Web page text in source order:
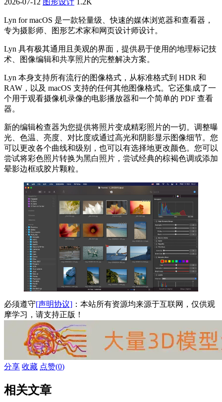
Lyn for macOS 是一款轻量级、快速的媒体浏览器和查看器，
专为摄影师、图形艺术家和网页设计师设计。
Lyn 具有极其通用且美观的界面，提供易于使用的地理标记技
术、图像编辑和共享照片的完整解决方案。
Lyn 本身支持所有流行的图像格式，从标准格式到 HDR 和
RAW，以及 macOS 支持的任何其他图像格式。它还集成了一
个用于观看摄像机录像的电影播放器​​和一个简单的 PDF 查看
器。
新的编辑检查器为您提供将照片变成精彩照片的一切。调整曝
光、色温、亮度、对比度或通过高光和阴影显示图像细节。您
可以更改各个曲线和级别，也可以有选择地更改颜色。您可以
尝试将彩色照片转换为黑白照片，尝试经典的棕褐色调或添加
晕影边框或胶片颗粒。
必须遵守[声明协议] ：本站所有资源均来源于互联网，仅供观
摩学习，请支持正版！
分享 收藏 点赞(0)
相关文章